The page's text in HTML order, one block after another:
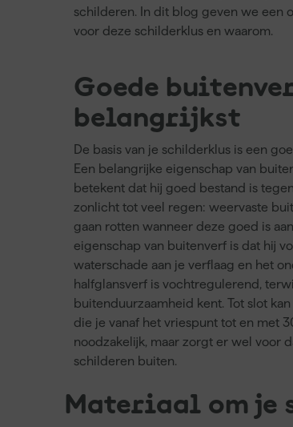
schilderen. In dit blog geven we een
voor deze schilderklus en waarom.
Goede
belangrijkst
De basis van je schilderklus is een
Een belangrijke eigenschap van
betekent dat hij goed bestand is
zonlicht tot veel regen: weervaste
gaan rotten wanneer deze goed is
eigenschap van buitenverf is dat hij
waterschade aan je verflaag en het
halfglansverf is vochtregulerend,
buitenduurzaamheid kent. Tot slot
die je vanaf het vriespunt tot en met
noodzakelijk, maar zorgt er wel voor
schilderen buiten.
Materiaal om je